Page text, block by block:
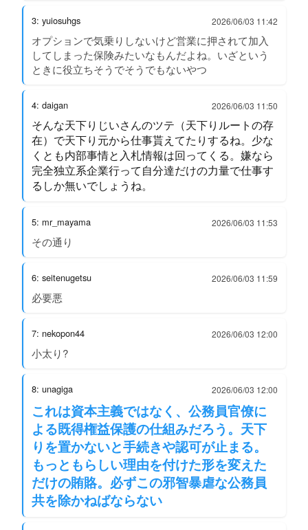
3: yuiosuhgs 2026/06/03 11:42
オプションで気乗りしないけど営業に押されて加入
してしまった保険みたいなもんだよね。いざという
ときに役立ちそうでそうでもないやつ
4: daigan 2026/06/03 11:50
そんな天下りじいさんのツテ（天下りルートの存
在）で天下り元から仕事貰えてたりするね。少な
くとも内部事情と入札情報は回ってくる。嫌なら
完全独立系企業行って自分達だけの力量で仕事す
るしか無いでしょうね。
5: mr_mayama 2026/06/03 11:53
その通り
6: seitenugetsu 2026/06/03 11:59
必要悪
7: nekopon44 2026/06/03 12:00
小太り?
8: unagiga 2026/06/03 12:00
これは資本主義ではなく、公務員官僚に
よる既得権益保護の仕組みだろう。天下
りを置かないと手続きや認可が止まる。
もっともらしい理由を付けた形を変えた
だけの賄賂。必ずこの邪智暴虐な公務員
共を除かねばならない